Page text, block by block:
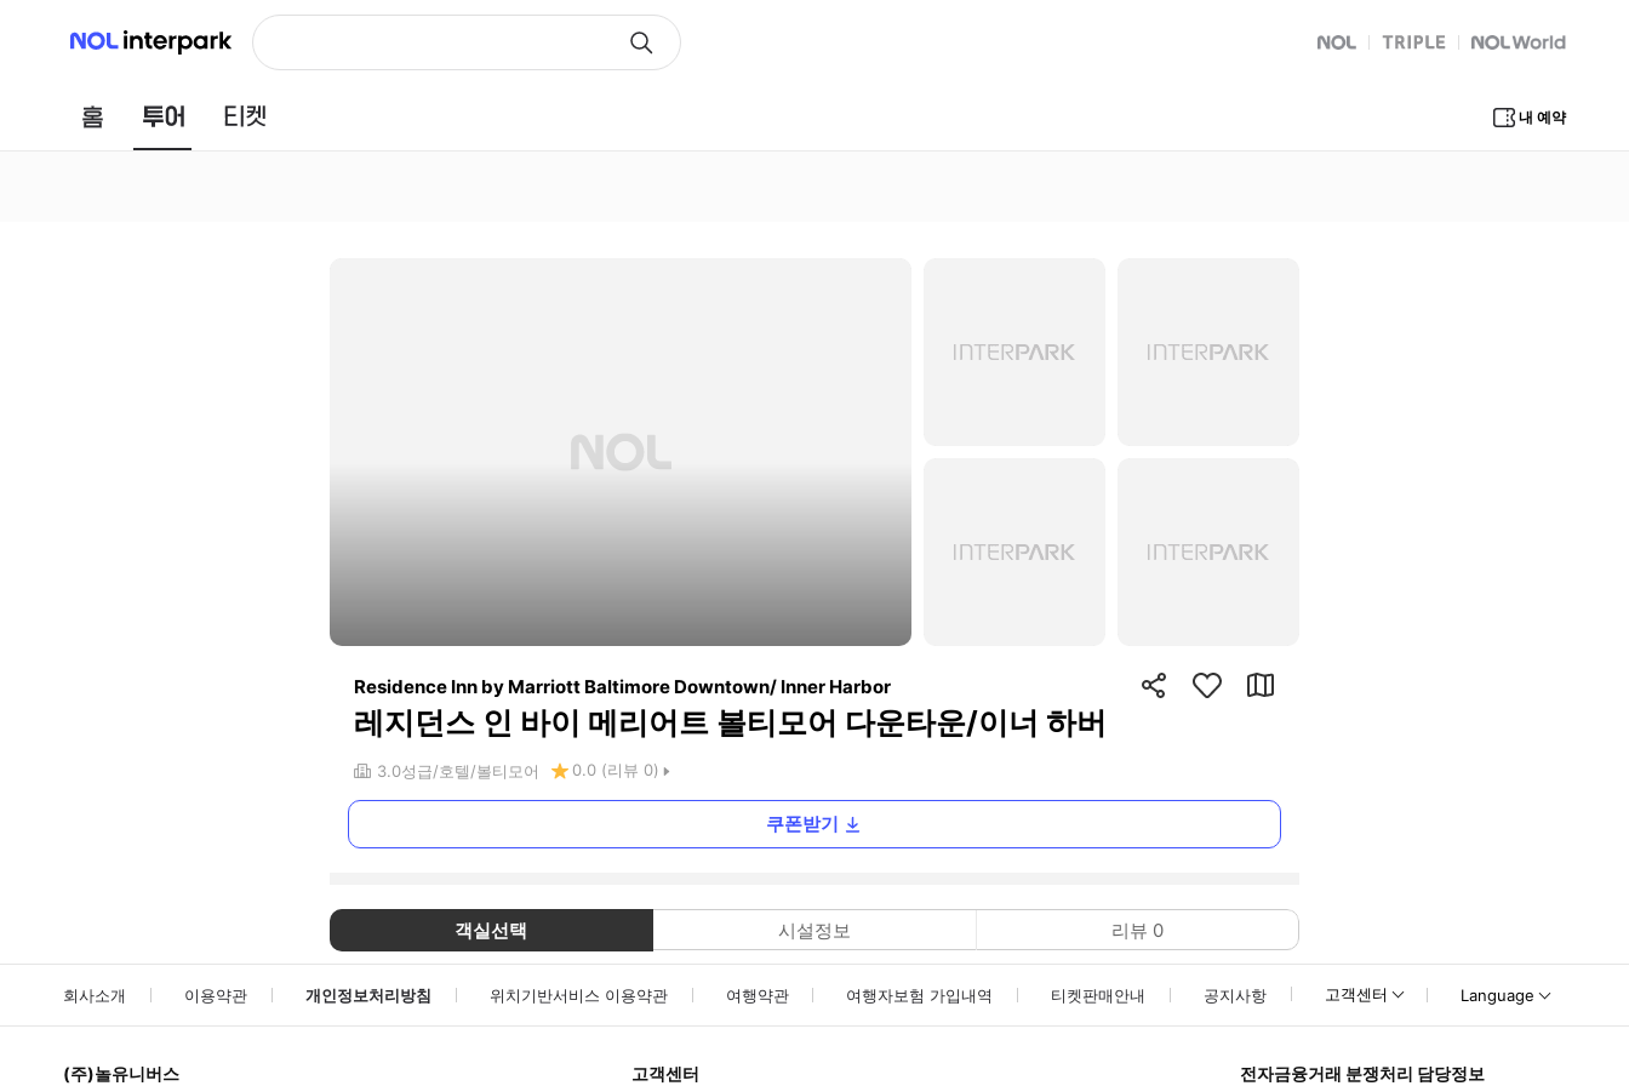
NOL 인터파크
NOL
트리플 Global Interpark
홈 투어 내 예약
Residence Inn by Marriott Baltimore Downtown/ Inner Harbor
레지던스 인 바이 메리어트 볼티모어 다운타운/이너 하버
3.0성급 호텔 볼티모어 0.0 (리뷰 0)
쿠폰받기
객실선택 시설정보 리뷰 0
회사소개 이용약관 개인정보처리방침 위치기반서비스 이용약관 여행약관 여행자보험 가입내역 티켓판매안내 공지사항 고객센터 Language
(주)놀유니버스 고객센터 전자금융거래 분쟁처리 담당정보